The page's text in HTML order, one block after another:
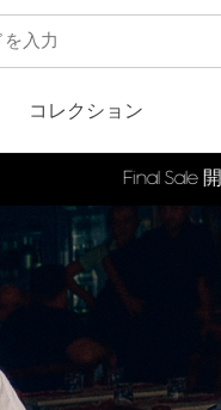
コレクション